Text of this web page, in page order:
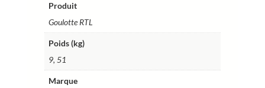
178,5
Produit
Goulotte RTL
Poids (kg)
9, 51
Marque